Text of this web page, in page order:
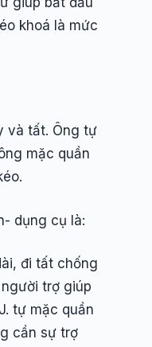
khoá là mức
và tất. Ông tự
mặc quần
dụng cụ là:
đi tất chống
trợ giúp
tự mặc quần
cần sự trợ